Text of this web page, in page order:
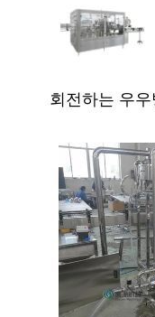
회전하는 우